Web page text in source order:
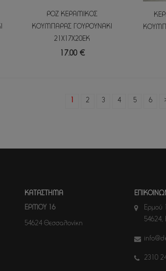
ΡΟΖ ΚΕΡΑΜΙΚΟΣ
ΚΟΥΜΠΑΡΑΣ ΓΟΥΡΟΥΝΑΚΙ
21Χ17Χ20ΕΚ
17.00 €
1 2 3 4 5 6
ΚΑΤΑΣΤΗΜΑ
ΕΡΜΟΥ 16
54624 Θεσσαλονίκη
Ερμού
54624,
2310